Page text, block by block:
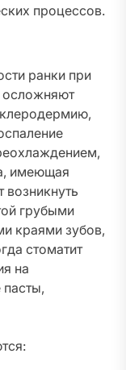
процессов.
ранки при
осложняют
имеющая
грубыми
краями зубов,
стоматит
на